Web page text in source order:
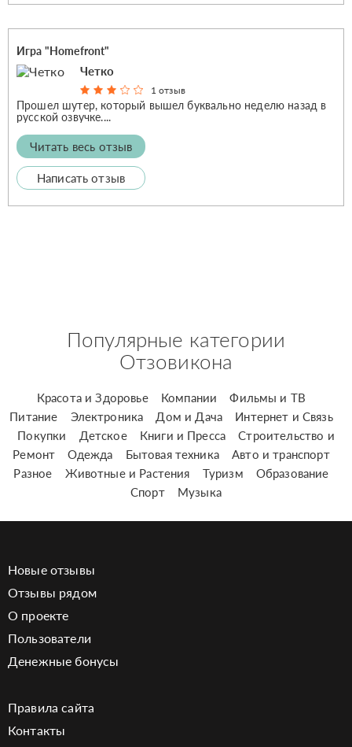
Игра "Homefront"
Четко
1 отзыв
Прошел шутер, который вышел буквально неделю назад в
русской озвучке....
Читать весь отзыв
Написать отзыв
Популярные категории
Отзовикона
Красота и Здоровье Компании
Фильмы и ТВ
Питание
Электроника Дом и Дача
Интернет и Связь
Покупки
Детское Книги и Пресса
Строительство и
Ремонт
Одежда Бытовая техника
Авто и транспорт
Разное
Животные и Растения Туризм
Образование
Спорт
Музыка
Новые отзывы
Отзывы рядом
О проекте
Пользователи
Денежные бонусы
Правила сайта
Контакты